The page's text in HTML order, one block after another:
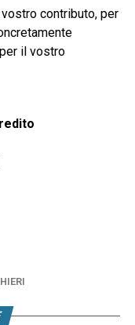
contributo, per
il vostro